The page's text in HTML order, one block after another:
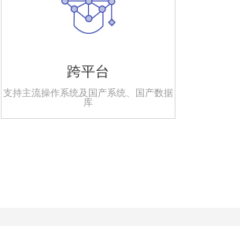
跨平台
支持主流操作系统及国产系统、国产数据
库